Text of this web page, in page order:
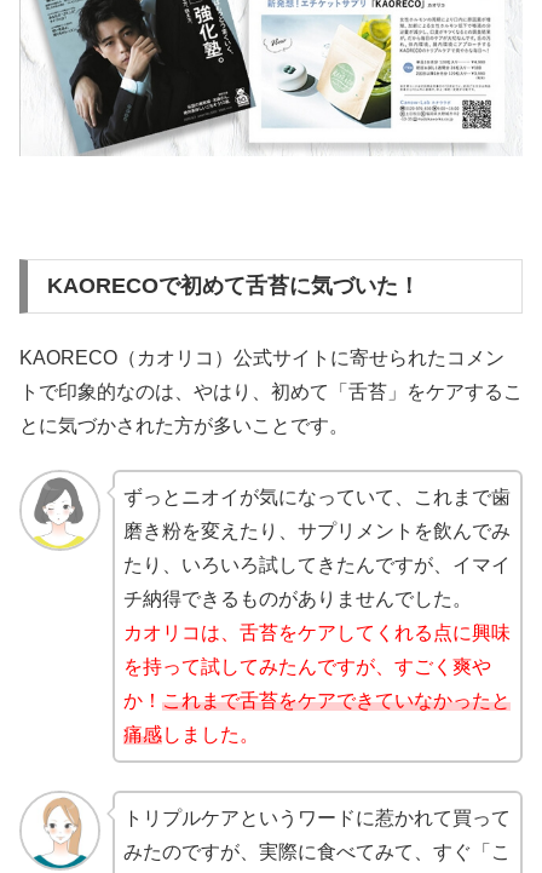
KAORECOで初めて舌苔に気づいた！
KAORECO（カオリコ）公式サイトに寄せられたコメン
トで印象的なのは、やはり、初めて「舌苔」をケアするこ
とに気づかされた方が多いことです。
ずっとニオイが気になっていて、これまで歯
磨き粉を変えたり、サプリメントを飲んでみ
たり、いろいろ試してきたんですが、イマイ
チ納得できるものがありませんでした。
カオリコは、舌苔をケアしてくれる点に興味
を持って試してみたんですが、すごく爽や
か！ これまで舌苔をケアできていなかったと
痛感しました。
トリプルケアというワードに惹かれて買って
みたのですが、実際に食べてみて、すぐ「こ